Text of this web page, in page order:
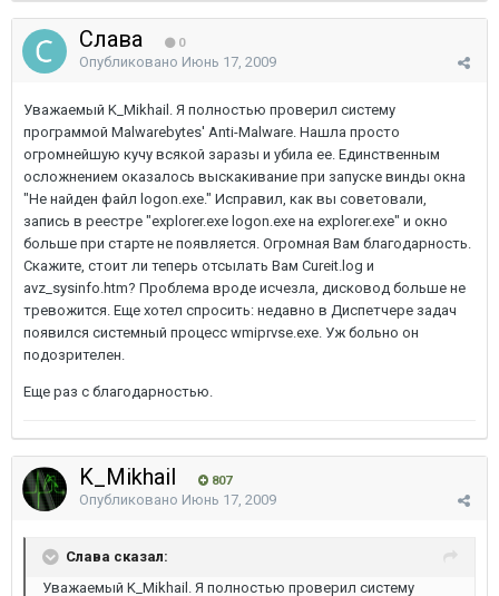
Слава 0
Опубликовано Июнь 17, 2009
Уважаемый K_Mikhail. Я полностью проверил систему
программой Malwarebytes' Anti-Malware. Нашла просто
огромнейшую кучу всякой заразы и убила ее. Единственным
осложнением оказалось выскакивание при запуске винды окна
"Не найден файл logon.exe." Исправил, как вы советовали,
запись в реестре "explorer.exe logon.exe на explorer.exe" и окно
больше при старте не появляется. Огромная Вам благодарность.
Скажите, стоит ли теперь отсылать Вам Cureit.log и
avz_sysinfo.htm? Проблема вроде исчезла, дисковод больше не
тревожится. Еще хотел спросить: недавно в Диспетчере задач
появился системный процесс wmiprvse.exe. Уж больно он
подозрителен.
Еще раз с благодарностью.
K_Mikhail 807
Опубликовано Июнь 17, 2009
Слава сказал:
Уважаемый K_Mikhail. Я полностью проверил систему